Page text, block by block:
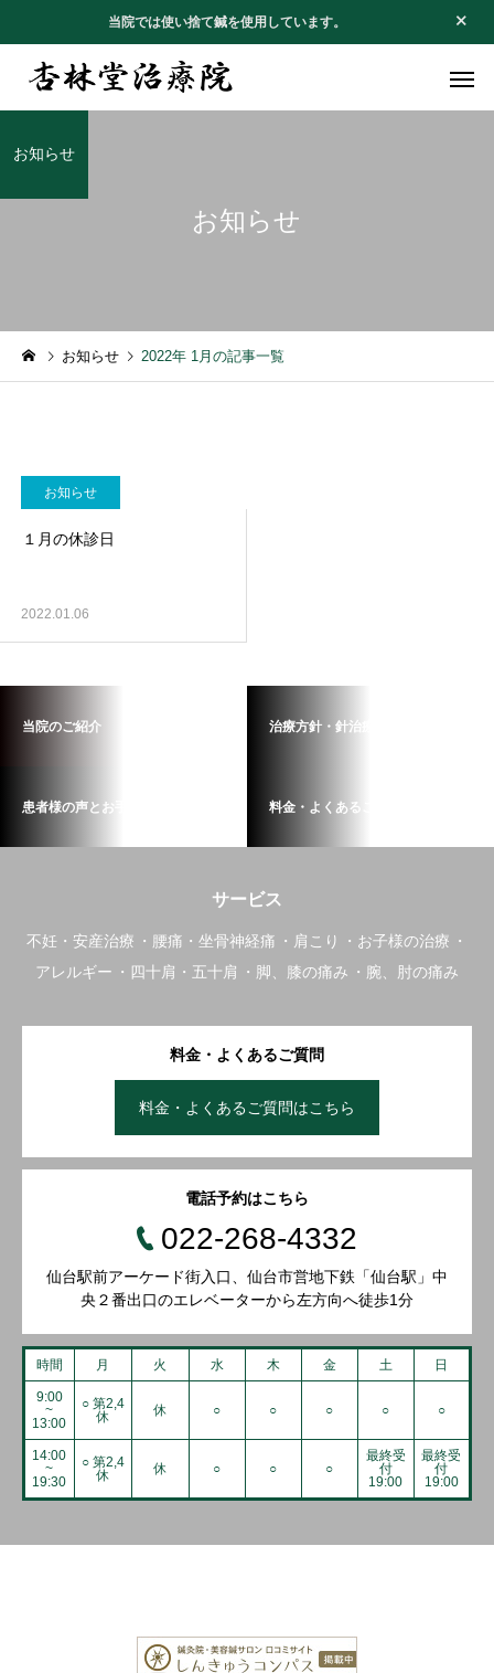
当院では使い捨て鍼を使用しています。
１月の休診日 お礼のお手紙
お知らせ
お知らせ
お知らせ 2022年 1月の記事一覧
お知らせ
１月の休診日
2022.01.06
当院のご紹介 治療方針・針治療の流れ
患者様の声とお手紙 料金・よくあるご質問
サービス
不妊・安産治療 腰痛・坐骨神経痛 肩こり
お子様の治療
アレルギー
四十肩・五十肩 脚、膝の痛み 腕、肘の痛み
料金・よくあるご質問
料金・よくあるご質問はこちら
電話予約はこちら
022-268-4332
仙台駅前アーケード街入口、仙台市営地下鉄「仙台駅」中
央２番出口のエレベーターから左方向へ徒歩1分
時間 月 火 水 木 金 土 日
9:00
~
13:00
○ 第2,4
休
休 ○ ○ ○ ○ ○
14:00
~
19:30
○ 第2,4
休
休 ○ ○ ○
最終受
付
19:00
最終受
付
19:00